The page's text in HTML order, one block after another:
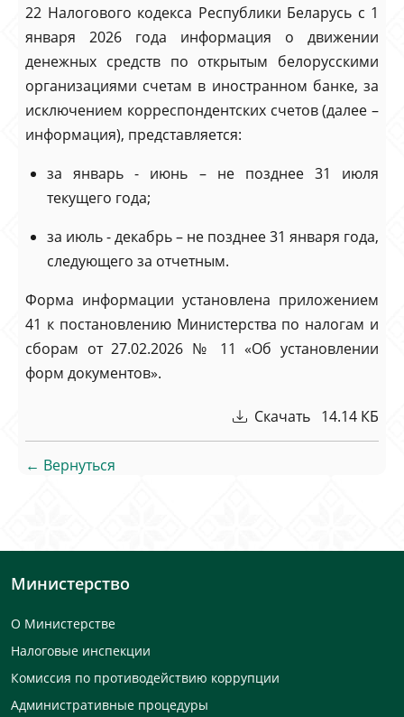
22 Налогового кодекса Республики Беларусь с 1
января 2026 года информация о движении
денежных средств по открытым белорусскими
организациями счетам в иностранном банке, за
исключением корреспондентских счетов (далее –
информация), представляется:
за январь - июнь – не позднее 31 июля
текущего года;
за июль - декабрь – не позднее 31 января года,
следующего за отчетным.
Форма информации установлена приложением
41 к постановлению Министерства по налогам и
сборам от 27.02.2026 № 11 «Об установлении
форм документов».
Скачать 14.14 КБ
← Вернуться
Министерство
О Министерстве
Налоговые инспекции
Комиссия по противодействию коррупции
Административные процедуры